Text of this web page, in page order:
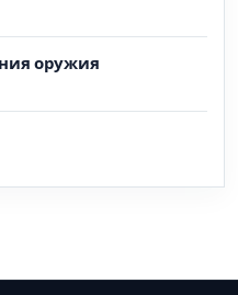
оружия